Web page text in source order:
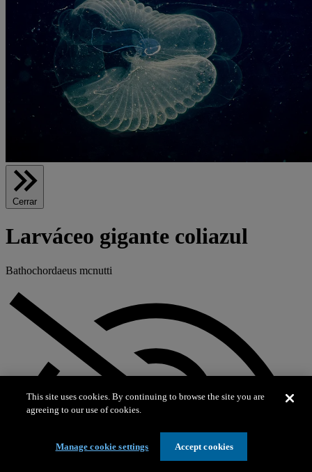
Cerrar
Larváceo gigante coliazul
Bathochordaeus mcnutti
This site uses cookies. By continuing to browse the site you are
agreeing to our use of cookies.
Manage cookie settings Accept cookies